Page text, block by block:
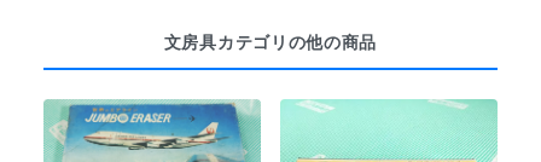
文房具カテゴリの他の商品